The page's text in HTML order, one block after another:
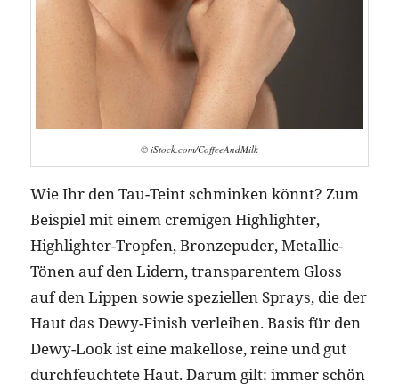
© iStock.com/CoffeeAndMilk
Wie Ihr den Tau-Teint schminken könnt? Zum
Beispiel mit einem cremigen Highlighter,
Highlighter-Tropfen, Bronzepuder, Metallic-
Tönen auf den Lidern, transparentem Gloss
auf den Lippen sowie speziellen Sprays, die der
Haut das Dewy-Finish verleihen. Basis für den
Dewy-Look ist eine makellose, reine und gut
durchfeuchtete Haut. Darum gilt: immer schön